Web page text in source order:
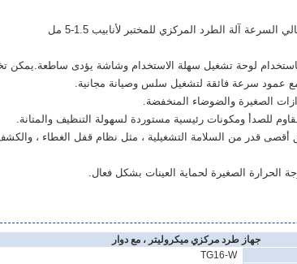
آلة الطرد المركزي للمختبر لأنابيب 1.5-5 مل
لوحة تشغيل سهلة الاستخدام وشاشة يؤدى ساطعة.يمكن
عمود سرعة فائقة لتشغيل سلس وصيانة مجانية.
الصغيرة والضوضاء المنخفضة.
للصدأ ومكونات رئيسية مستوردة لسهولة التنظيف والمتانة.
قدر من السلامة التشغيلية ، مثل نظام قفل الغطاء ،
الحرارة الصغيرة لحماية العينات بشكل فعال.
جهاز طرد مركزي ميكروليتر ، مع دوار
TG16-W